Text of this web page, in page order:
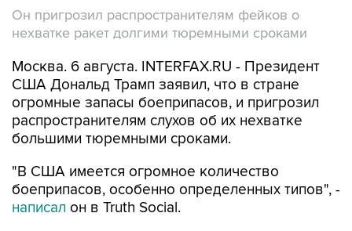
Он пригрозил распространителям фейков о
нехватке ракет долгими тюремными сроками
Москва. 6 августа. INTERFAX.RU - Президент
США Дональд Трамп заявил, что в стране
огромные запасы боеприпасов, и пригрозил
распространителям слухов об их нехватке
большими тюремными сроками.
"В США имеется огромное количество
боеприпасов, особенно определенных типов", -
написал он в Truth Social.